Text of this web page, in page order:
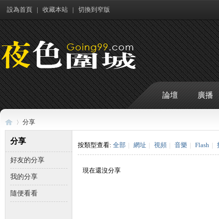
設為首頁 | 收藏本站 | 切換到窄版
論壇 廣播
夜 ›
分享
分享
好友的分享
我的分享
隨便看看
按類型查看:全部 | 網址 | 視頻 | 音樂 | Flash |
現在還沒分享